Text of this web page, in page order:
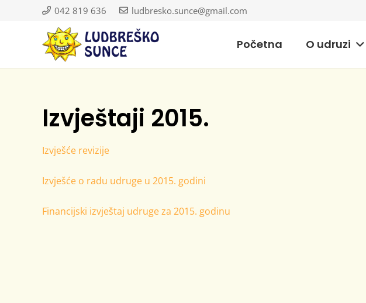
042 819 636 ludbresko.sunce@gmail.com
Početna O udruzi
Izvještaji 2015.
Izvješće revizije
Izvješće o radu udruge u 2015. godini
Financijski izvještaj udruge za 2015. godinu